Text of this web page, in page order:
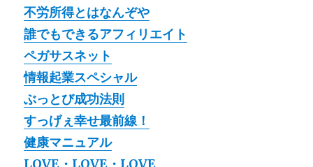
不労所得とはなんぞや
誰でもできるアフィリエイト
ペガサスネット
情報起業スペシャル
ぶっとび成功法則
すっげぇ幸せ最前線！
健康マニュアル